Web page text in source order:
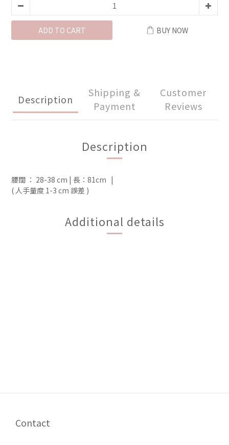
ADD TO CART BUY NOW
Description
Shipping &
Payment
Customer
Reviews
Description
腰闊 ： 28-38 cm | 長：81cm   |
( 人手量度 1-3 cm 誤差 )
Additional details
Contact